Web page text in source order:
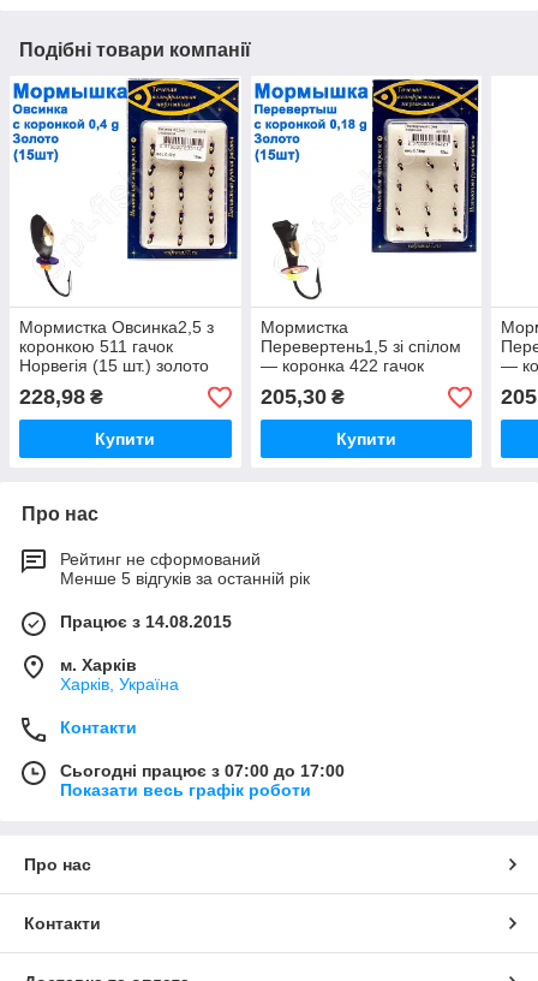
Подібні товари компанії
Мормистка Овсинка2,5 з
коронкою 511 гачок
Норвегія (15 шт.) золото
228,98 ₴
Купити
Мормистка
Перевертень1,5 зі спілом
— коронка 422 гачок
Норвегія (15 шт.) золото
205,30₴
Купити
—
Про нас
Рейтинг не сформований
Менше 5 відгуків за останній рік
Працює з 14.08.2015
м. Харків
Харків, Україна
Контакти
Сьогодні працює з 07:00 до 17:00
Показати весь графік роботи
Про нас
Контакти